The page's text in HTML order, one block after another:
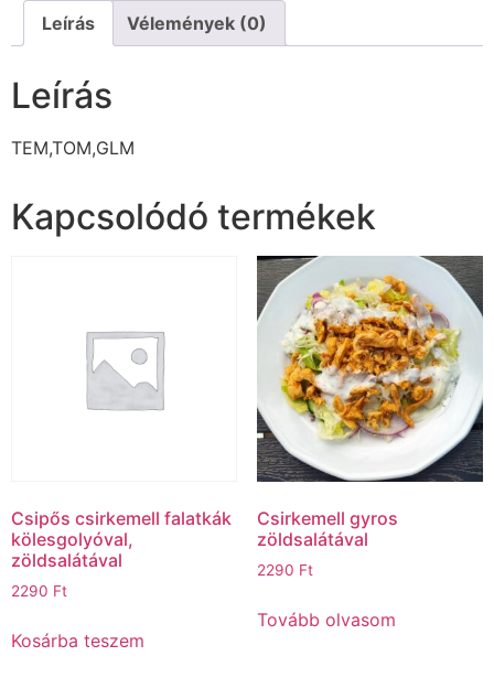
Leírás Vélemények (0)
Leírás
TEM,TOM,GLM
Kapcsolódó termékek
Csipős csirkemell falatkák
kölesgolyóval,
zöldsalátával
2290 Ft
Kosárba teszem
Csirkemell gyros
zöldsalátával
2290 Ft
Tovább olvasom